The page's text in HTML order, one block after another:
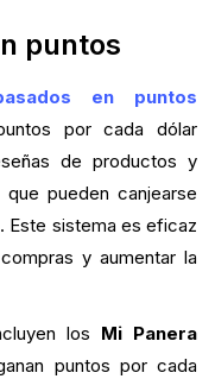
puntos
en puntos
por cada dólar
de productos y
pueden canjearse
Este sistema es eficaz
y aumentar la
los Mi Panera
puntos por cada